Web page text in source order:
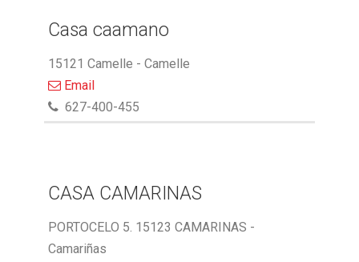
Casa caamano
15121 Camelle - Camelle
Email
627-400-455
CASA CAMARINAS
PORTOCELO 5. 15123 CAMARINAS -
Camariñas